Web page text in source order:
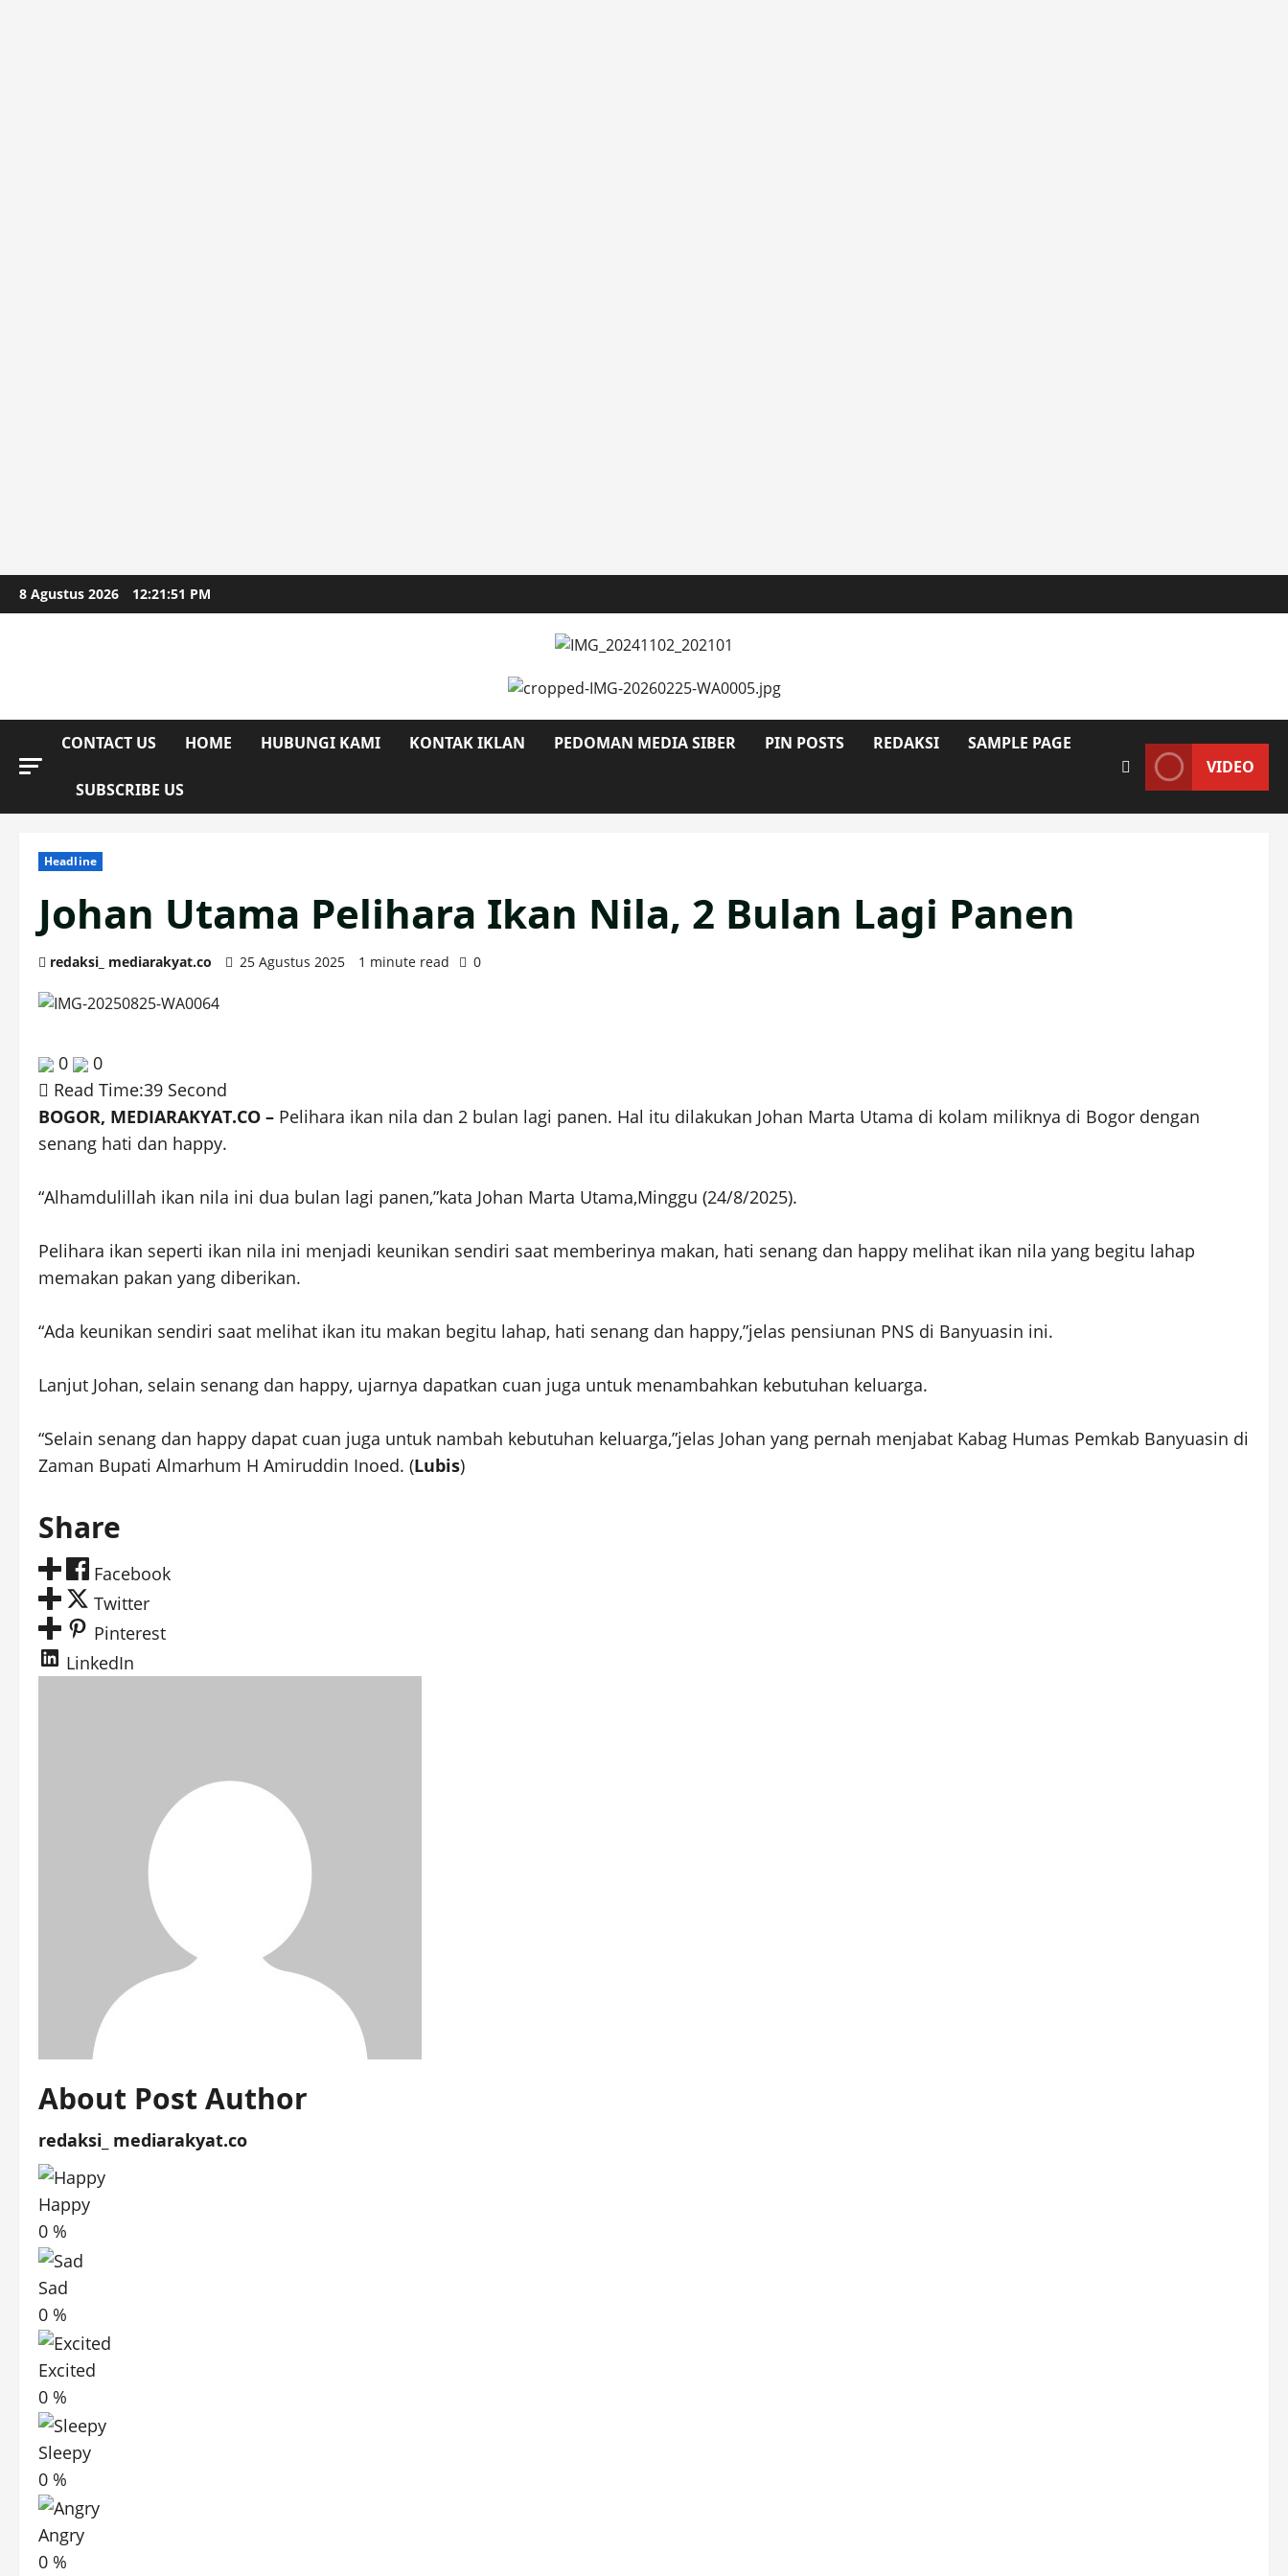
Skip
to
8 Agustus 2026 12:21:52 PM
CONTACT US HOME HUBUNGI KAMI KONTAK IKLAN PEDOMAN MEDIA SIBER PIN POSTS REDAKSI SAMPLE PAGE
SUBSCRIBE US
VIDEO
Headline
Johan Utama Pelihara Ikan Nila, 2 Bulan Lagi Panen
redaksi_ mediarakyat.co 25 Agustus 2025 1 minute read 0
0
0
Read Time:39 Second
BOGOR, MEDIARAKYAT.CO – Pelihara ikan nila dan 2 bulan lagi panen. Hal itu dilakukan Johan Marta Utama di kolam miliknya di Bogor dengan
senang hati dan happy.
“Alhamdulillah ikan nila ini dua bulan lagi panen,”kata Johan Marta Utama,Minggu (24/8/2025).
Pelihara ikan seperti ikan nila ini menjadi keunikan sendiri saat memberinya makan, hati senang dan happy melihat ikan nila yang begitu lahap
memakan pakan yang diberikan.
“Ada keunikan sendiri saat melihat ikan itu makan begitu lahap, hati senang dan happy,”jelas pensiunan PNS di Banyuasin ini.
Lanjut Johan, selain senang dan happy, ujarnya dapatkan cuan juga untuk menambahkan kebutuhan keluarga.
“Selain senang dan happy dapat cuan juga untuk nambah kebutuhan keluarga,”jelas Johan yang pernah menjabat Kabag Humas Pemkab Banyuasin di
Zaman Bupati Almarhum H Amiruddin Inoed. (Lubis)
Share
Facebook
Twitter
Pinterest
LinkedIn
About Post Author
redaksi_ mediarakyat.co
Happy
0 %
Sad
0 %
Excited
0 %
Sleepy
0 %
Angry
0 %